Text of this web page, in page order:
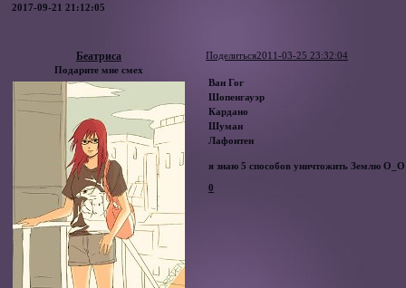
2017-09-21 21:12:05
Поделиться2011-03-25 23:32:04
Беатриса
Подарите мне смех
Ван Гог
Шопенгауэр
Кардано
Шуман
Лафонтен
я знаю 5 способов уничтожить Землю О_О
0